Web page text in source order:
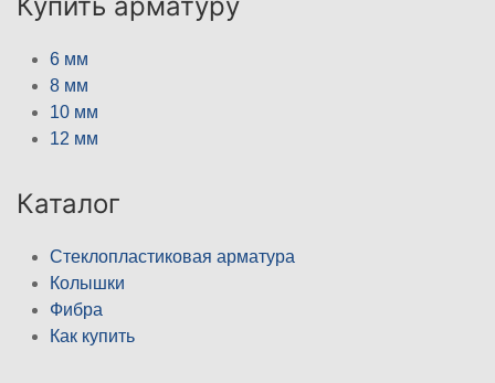
6 мм
8 мм
10 мм
12 мм
Каталог
Стеклопластиковая арматура
Колышки
Фибра
Как купить